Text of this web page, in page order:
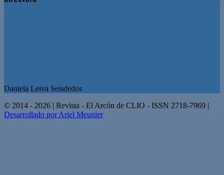
Daniela Leiva Seisdedos
© 2014 - 2026 | Revista - El Arcón de CLIO - ISSN 2718-7969 |
Desarrollado por Ariel Meunier